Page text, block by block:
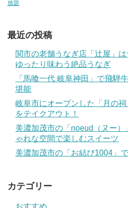
放題
最近の投稿
関市の老舗うなぎ店「辻屋」
ゆったり味わう絶品うなぎ
「馬喰一代 岐阜神田」で飛騨
堪能
岐阜市にオープンした「月の
をテイクアウト！
美濃加茂市の「noeud（ヌー）
ゃれな空間で楽しむスイーツ
美濃加茂市の「お結び1004」
カテゴリー